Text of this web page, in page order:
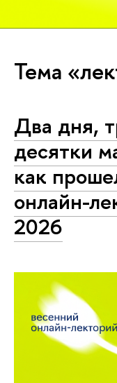
Тема
Два дня,
десятки
как
онлайн-
2026